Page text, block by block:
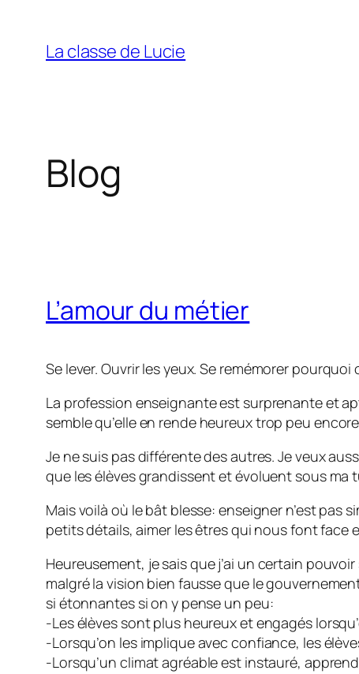
contenu
La classe de Lucie
Blog
L’amour du métier
Se lever. Ouvrir les yeux. Se remémorer
La profession enseignante est surprenante et
semble qu’elle en rende heureux trop peu
Je ne suis pas différente des autres. Je veux
que les élèves grandissent et évoluent sous ma
Mais voilà où le bât blesse: enseigner n’est pas
petits détails, aimer les êtres qui nous font
Heureusement, je sais que j’ai un certain
malgré la vision bien fausse que le
si étonnantes si on y pense un peu:
-Les élèves sont plus heureux et engagés
-Lorsqu’on les implique avec confiance, les
-Lorsqu’un climat agréable est instauré,